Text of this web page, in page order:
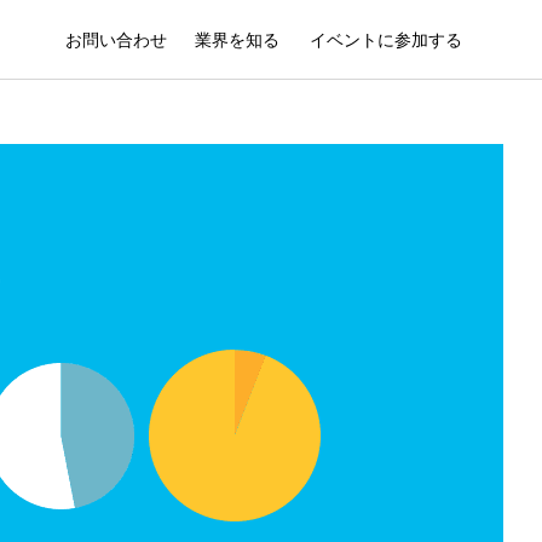
お問い合わせ 業界を知る イベントに参加する